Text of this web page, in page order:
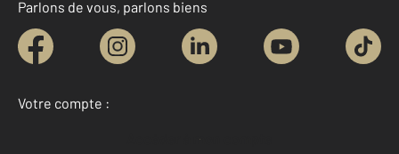
Parlons de vous, parlons biens
Votre compte :
Accéder à mon compte